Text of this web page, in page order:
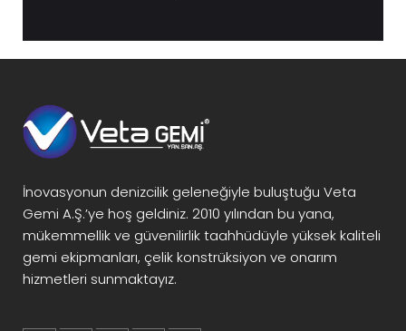
İnovasyonun denizcilik geleneğiyle buluştuğu Veta
Gemi A.Ş.’ye hoş geldiniz. 2010 yılından bu yana,
mükemmellik ve güvenilirlik taahhüdüyle yüksek kaliteli
gemi ekipmanları, çelik konstrüksiyon ve onarım
hizmetleri sunmaktayız.